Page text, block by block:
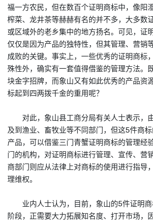
福一方农民，但在数百个证明商标中，像阳
榨菜、龙井茶等赫赫有名的并不多，大多数
或区域外的老乡集中的地方扬名。可见，证
仅仅是因为产品的独特性，但其管理、营销
成败的关键。事实上，一些优秀的证明商标
殊性外，确实有一套值得借鉴的管理方法。
块金字招牌，而象山又有如此优秀的产品资
标起到四两拨千金的重用呢？
对此，象山县工商分局有关人士表示，
及到渔业、畜牧业等不同部门，但这5件商
产品，可以借鉴三门青蟹证明商标的管理经
门的机构，对证明商标进行管理、宣传、营
商部门则应从法律上对商标的使用进行指导
理维权。
业内人士认为，目前，象山的5件证明商
阶段，正需要大力拓展知名度、打开市场，